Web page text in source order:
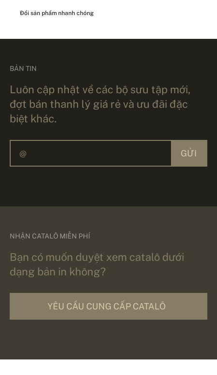
Đổi sản phẩm nhanh chóng
BẢN TIN
Luôn cập nhật về các bộ sưu tập mới,
đợt bán thanh lý giá rẻ và ưu đãi đặc
biệt khác.
GỬI
NHẬN CATALÔ MIỄN PHÍ
Bạn có muốn duyệt xem catalô dưới
dạng bản in không?
YÊU CẦU CUNG CẤP CATALÔ